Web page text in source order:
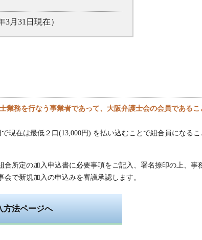
3月31日現在）
業務を行なう事業者であって、大阪弁護士会の会員であるこ
現在は最低２口(13,000円) を払い込むことで組合員になるこ
所定の加入申込書に必要事項をご記入、署名捺印の上、事
で新規加入の申込みを審議承認します。
方法ページへ